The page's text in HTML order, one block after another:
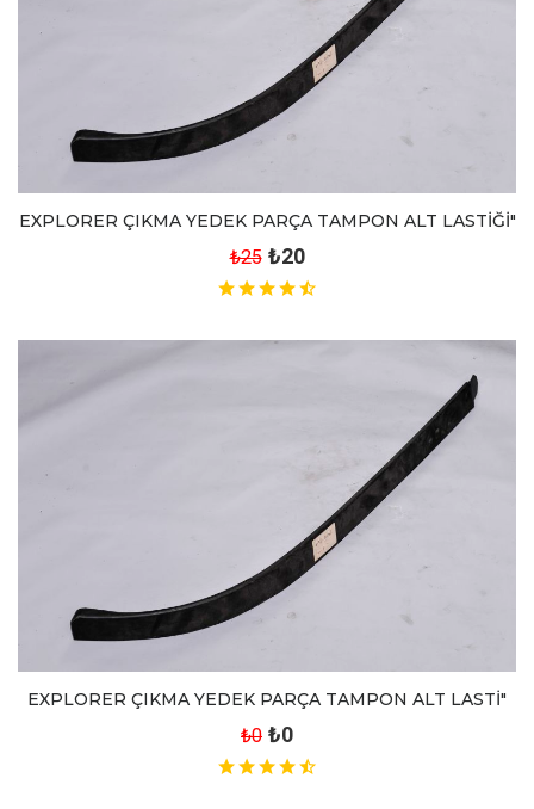
EXPLORER ÇIKMA YEDEK PARÇA TAMPON ALT LASTİĞİ"
₺25 ₺20
EXPLORER ÇIKMA YEDEK PARÇA TAMPON ALT LASTİ"
₺0 ₺0